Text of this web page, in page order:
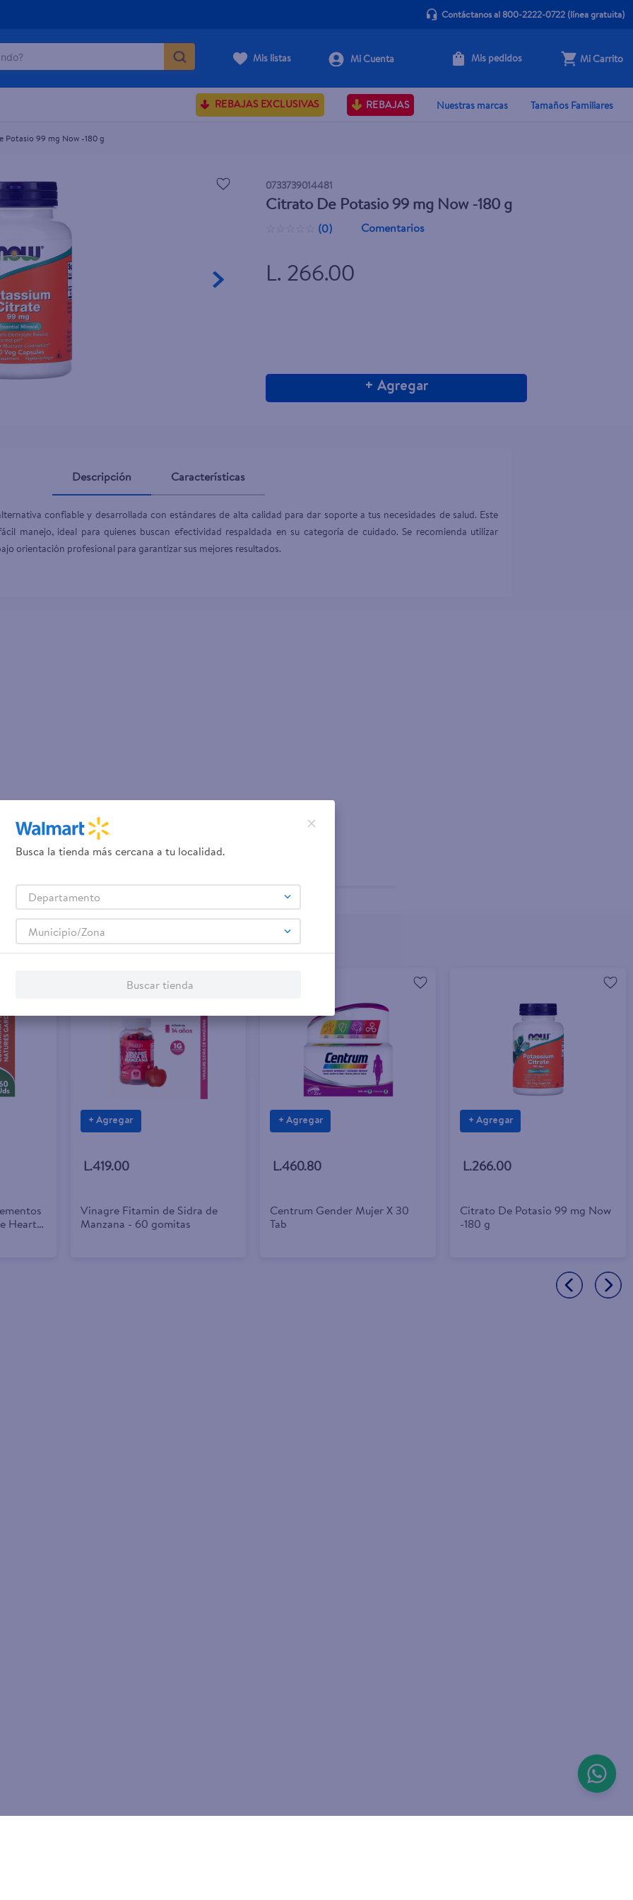
Contáctanos al 800-2222-0722(línea gratuita)
Mis listas Mis pedidos Mi Carrito
REBAJAS EXCLUSIVAS REBAJAS Nuestras marcas Tamaños Familiares
Potasio 99 mg Now -180 g
0733739014481
Citrato De Potasio 99 mg Now -180 g
(0) Comentarios
L. 266.00
+ Agregar
+ Agregar
Descripción Características
confiable y desarrollada con estándares de alta calidad para dar soporte a tus necesidades de salud. Este
manejo, ideal para quienes buscan efectividad respaldada en su categoría de cuidado. Se recomienda utilizar
orientación profesional para garantizar sus mejores resultados.
Heart
+ Agregar
L.419.00
Vinagre Fitamin de Sidra de
Manzana - 60 gomitas
+ Agregar
L.460.80
Centrum Gender Mujer X 30
Tab
+ Agregar
L.266.00
Citrato De Potasio 99 mg Now
-180 g
Busca la tienda más cercana a tu localidad.
Departamento
Municipio/Zona
Buscar tienda
BUSCADOS
dove